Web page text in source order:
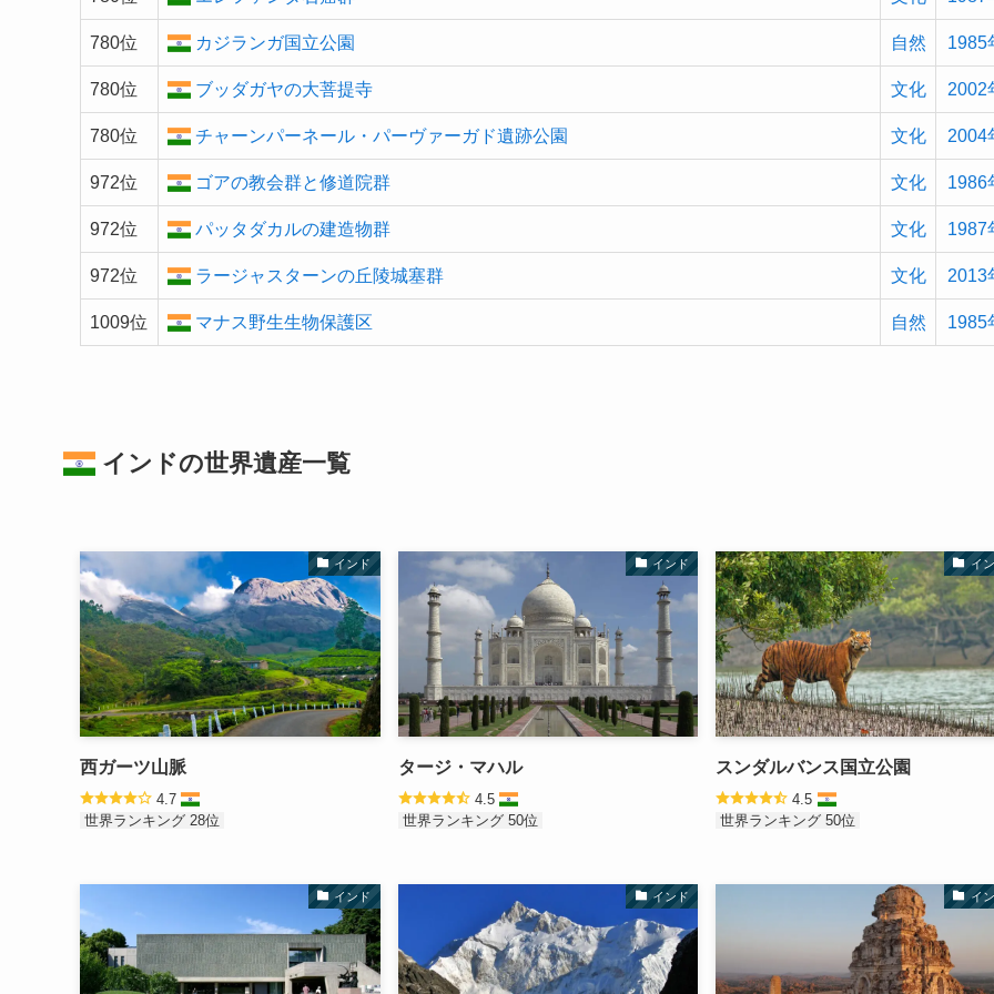
780位 カジランガ国立公園 自然 1985
780位 ブッダガヤの大菩提寺 文化 2002
780位 チャーンパーネール・パーヴァーガド遺跡公園 文化 2004
972位 ゴアの教会群と修道院群 文化 1986
972位 パッタダカルの建造物群 文化 1987
972位 ラージャスターンの丘陵城塞群 文化 2013
1009位 マナス野生生物保護区 自然 1985
インドの世界遺産一覧
インド
西ガーツ山脈
4.7
世界ランキング 28位
インド
タージ・マハル
4.5
世界ランキング 50位
イ
スンダルバンス国立公園
4.5
世界ランキング 50位
インド インド イ